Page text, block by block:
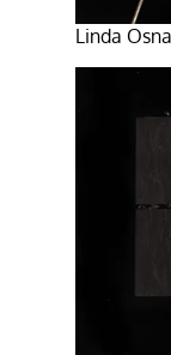
Linda